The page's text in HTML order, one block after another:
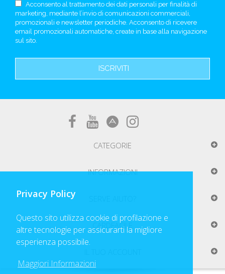
Privacy Policy
Questo sito utilizza cookie di profilazione e
altre tecnologie per assicurarti la migliore
esperienza possibile.
Maggiori Informazioni
Acconsento al trattamento dei dati personali per finalità di
marketing, mediante l’invio di comunicazioni commerciali,
promozionali e newsletter periodiche. Acconsento di ricevere
email promozionali automatiche, create in base alla navigazione
sul sito.
ISCRIVITI
CATEGORIE
INFORMAZIONI
CARDFACILE